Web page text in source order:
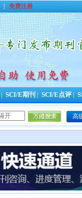
免费注册
SCI/E期刊 SCI/E点评
高